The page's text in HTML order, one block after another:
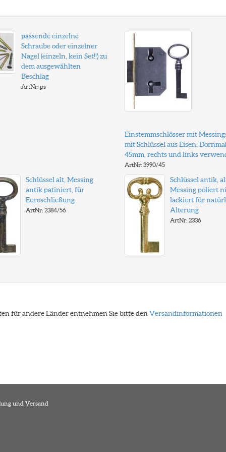
passende einzelne
Schraube oder einzelner
Nagel (einzeln, kein Set!!) zu
dem ausgewählten
Beschlag
ArtNr: ps
Einstemmschlösser mit
mit Schlüssel aus Eisen,
45mm, rechts und links
ArtNr: 3990/45
Schlüssel alt, Messing
antik patiniert, für
Euroschließung
ArtNr: 2384/56
Schlüssel antik,
Messing poliert
lackiert für
Alterung
ArtNr: 2336
für andere Länder entnehmen Sie bitte den Versandinformationen
und Versand